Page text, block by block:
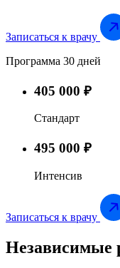
Записаться к врачу
Программа 30 дней
405 000 ₽
Стандарт
495 000 ₽
Интенсив
Записаться к врачу
Независимые